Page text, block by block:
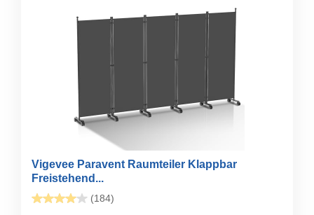
Vigevee Paravent Raumteiler Klappbar
Freistehend...
(184)